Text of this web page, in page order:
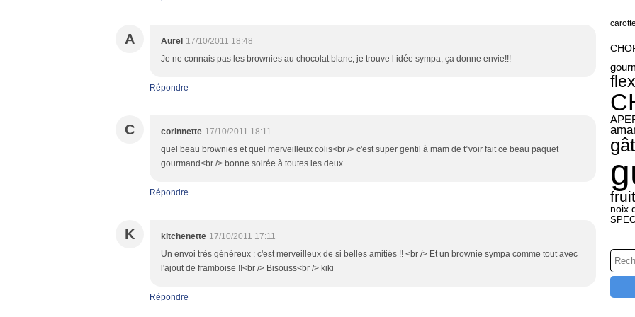
A Aurel 17/10/2011 18:48
Je ne connais pas les brownies au chocolat blanc, je trouve l idée sympa, ça donne envie!!!
Répondre
C corinnette 17/10/2011 18:11
quel beau brownies et quel merveilleux colis<br /> c'est super gentil à mam de t"voir fait ce beau paquet
gourmand<br /> bonne soirée à toutes les deux
Répondre
K kitchenette 17/10/2011 17:11
Un envoi très généreux : c'est merveilleux de si belles amitiés !! <br /> Et un brownie sympa comme tout avec
l'ajout de framboise !!<br /> Bisouss<br /> kiki
Répondre
carotte
noix